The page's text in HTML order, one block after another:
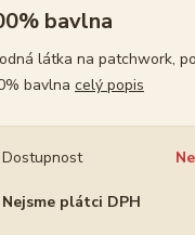
bavlna
látka na patchwork,
bavlna celý popis
Dostupnost
Nejsme plátci DPH